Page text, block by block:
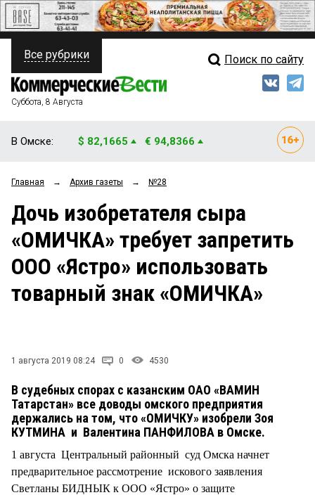
ПОЛИТИКА
ФИНАНСЫ
ОБЩЕСТВО
ЗАКОН
ПРОИСШЕСТВИЯ
Свежий выпуск
Рейтинги
Блоги
Архив
Все рубрики Поиск по сайту
Суббота, 8 Августа
В Омске: $ 82,1665 € 94,8366
Главная → Архив газеты → №28
Дочь изобретателя сыра
«ОМИЧКА» требует запретить
ООО «Ястро» использовать
товарный знак «ОМИЧКА»
1 августа 2019 08:24 0 4530
В судебных спорах с казанским ОАО «ВАМИН
Татарстан» все доводы омского предприятия
держались на том, что «ОМИЧКУ» изобрели Зоя
КУТМИНА и Валентина ПАНФИЛОВА в Омске.
1 августа Центральный районный суд Омска начнет
предварительное рассмотрение искового заявления
Светланы БИДНЫК к ООО «Ястро» о защите